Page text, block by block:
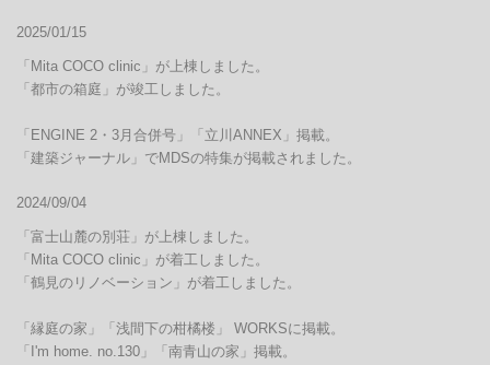
2025/01/15
「Mita COCO clinic」が上棟しました。
「都市の箱庭」が竣工しました。
「ENGINE 2・3月合併号」「立川ANNEX」掲載。
「建築ジャーナル」でMDSの特集が掲載されました。
2024/09/04
「富士山麓の別荘」が上棟しました。
「Mita COCO clinic」が着工しました。
「鶴見のリノベーション」が着工しました。
「縁庭の家」「浅間下の柑橘楼」 WORKSに掲載。
「I'm home. no.130」「南青山の家」掲載。